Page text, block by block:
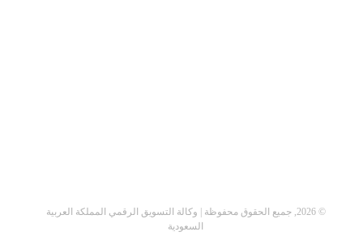
©
2026, جميع الحقوق محفوظة | وكالة التسويق الرقمي المملكة العربية
السعودية